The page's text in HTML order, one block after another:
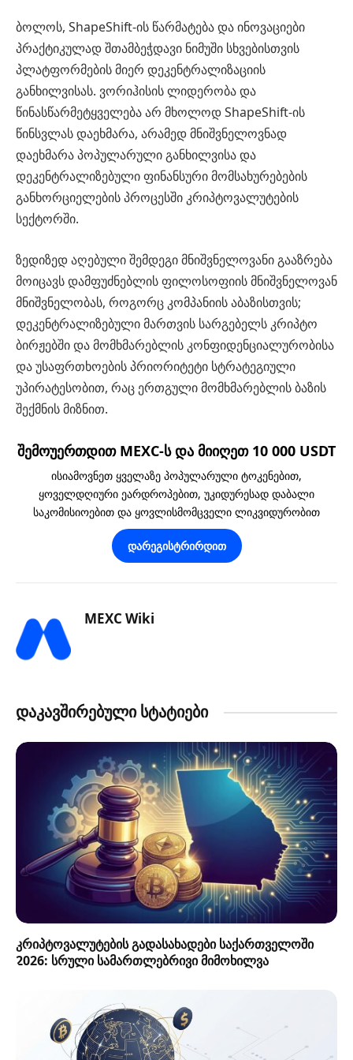
ბოლოს, ShapeShift-ის წარმატება და ინოვაციები
პრაქტიკულად შთამბეჭდავი ნიმუში სხვებისთვის
პლატფორმების მიერ დეკენტრალიზაციის
განხილვისას. ვორიჰისის ლიდერობა და
წინასწარმეტყველება არ მხოლოდ ShapeShift-ის
წინსვლას დაეხმარა, არამედ მნიშვნელოვნად
დაეხმარა პოპულარული განხილვისა და
დეკენტრალიზებული ფინანსური მომსახურებების
განხორციელების პროცესში კრიპტოვალუტების
სექტორში.
ზედიზედ აღებული შემდეგი მნიშვნელოვანი გააზრება
მოიცავს დამფუძნებლის ფილოსოფიის მნიშვნელოვან
მნიშვნელობას, როგორც კომპანიის აბაზისთვის;
დეკენტრალიზებული მართვის სარგებელს კრიპტო
ბირჟებში და მომხმარებლის კონფიდენციალურობისა
და უსაფრთხოების პრიორიტეტი სტრატეგიული
უპირატესობით, რაც ერთგული მომხმარებლის ბაზის
შექმნის მიზნით.
შემოუერთდით MEXC-ს და მიიღეთ 10 000 USDT
ისიამოვნეთ ყველაზე პოპულარული ტოკენებით,
ყოველდღიური ეარდროპებით, უკიდურესად დაბალი
საკომისიოებით და ყოვლისმომცველი ლიკვიდურობით
დარეგისტრირდით
MEXC Wiki
დაკავშირებული სტატიები
კრიპტოვალუტების გადასახადები საქართველოში
2026: სრული სამართლებრივი მიმოხილვა